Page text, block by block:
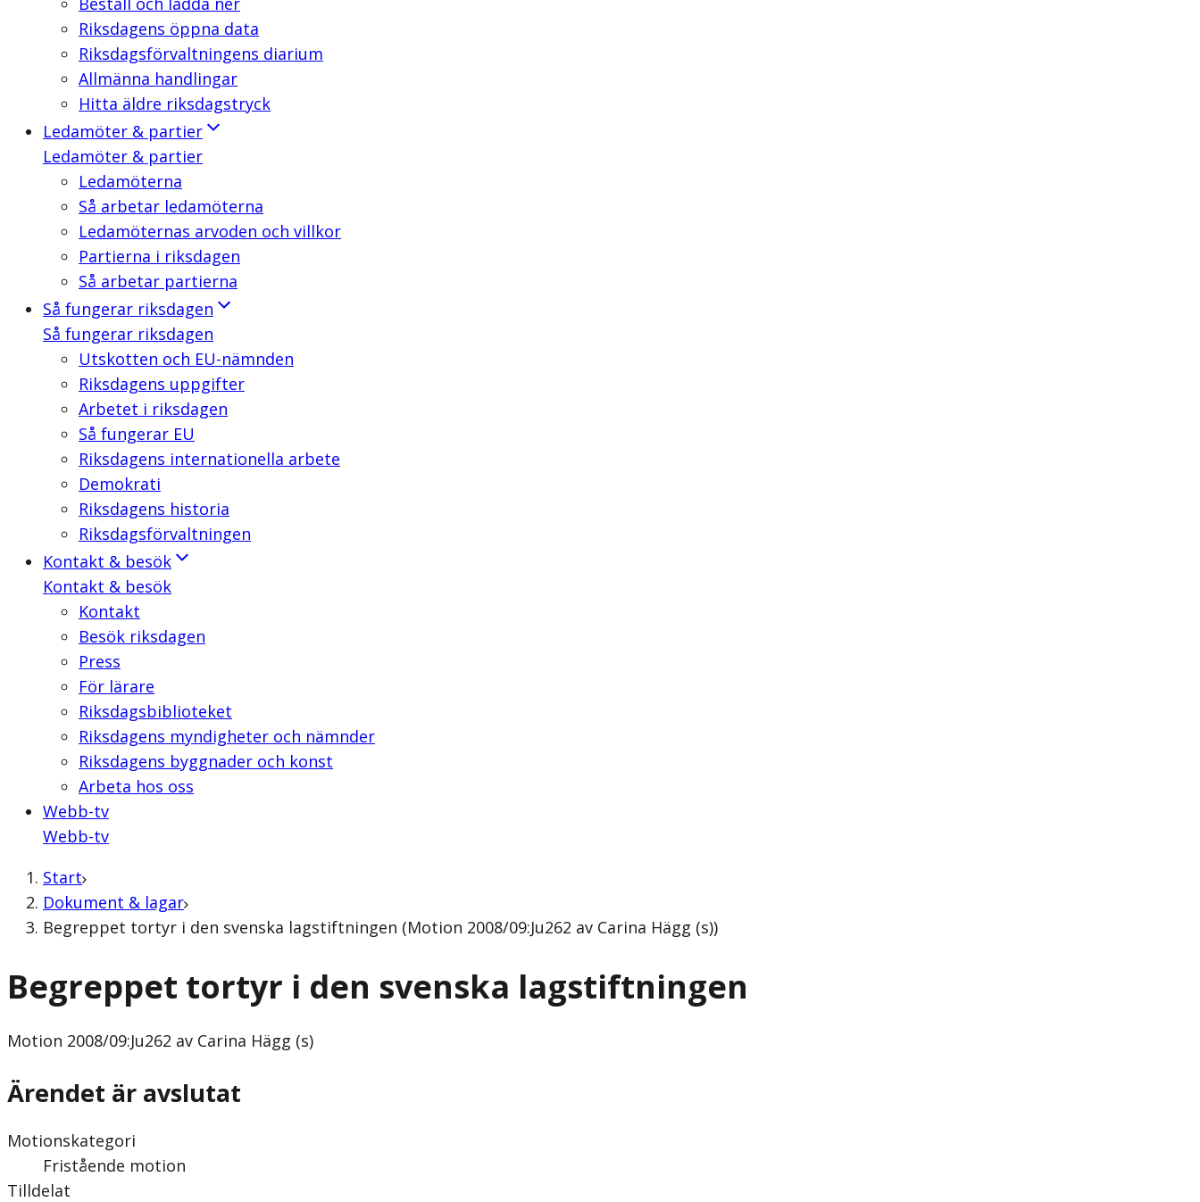
Riksdagens öppna data
Riksdagsförvaltningens diarium
Allmänna handlingar
Hitta äldre riksdagstryck
Ledamöter & partier
Ledamöter & partier
Ledamöterna
Så arbetar ledamöterna
Ledamöternas arvoden och villkor
Partierna i riksdagen
Så arbetar partierna
Så fungerar riksdagen
Så fungerar riksdagen
Utskotten och EU-nämnden
Riksdagens uppgifter
Arbetet i riksdagen
Så fungerar EU
Riksdagens internationella arbete
Demokrati
Riksdagens historia
Riksdagsförvaltningen
Kontakt & besök
Kontakt & besök
Kontakt
Besök riksdagen
Press
För lärare
Riksdagsbiblioteket
Riksdagens myndigheter och nämnder
Riksdagens byggnader och konst
Arbeta hos oss
Webb-tv
Webb-tv
Start
Dokument & lagar
Begreppet tortyr i den svenska lagstiftningen (Motion 2008/09:Ju262 av Carina Hägg (s))
Begreppet tortyr i den svenska lagstiftningen
Motion 2008/09:Ju262 av Carina Hägg (s)
Ärendet är avslutat
Motionskategori
Fristående motion
Tilldelat